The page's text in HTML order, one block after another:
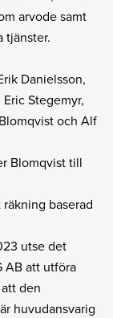
arvode samt
tjänster.
Danielsson,
Stegemyr,
och Alf
Blomqvist till
baserad
utse det
AB att utföra
den
huvudansvarig